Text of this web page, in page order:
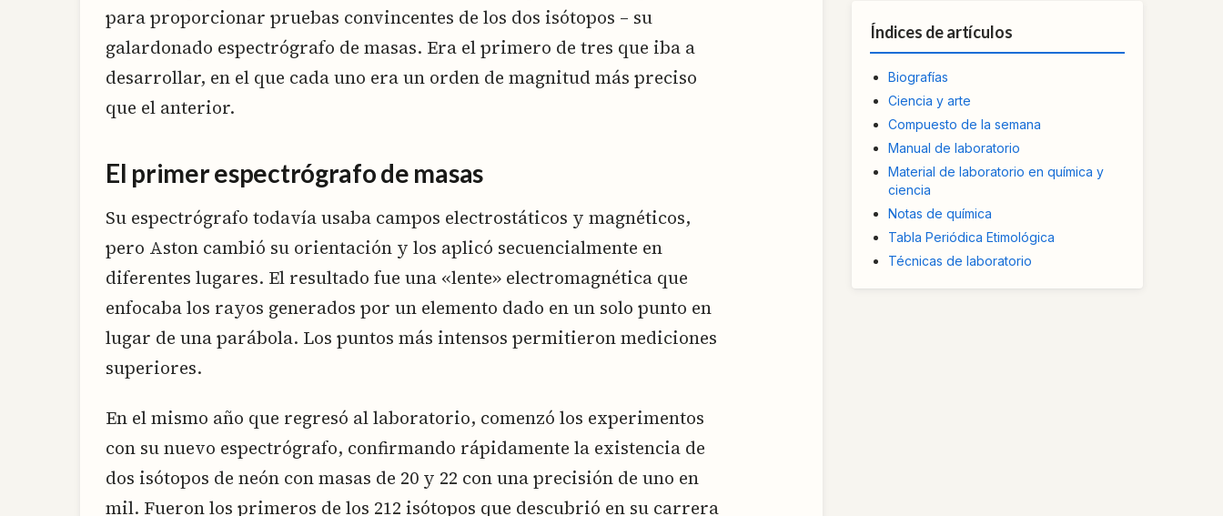
para proporcionar pruebas convincentes de los dos isótopos – su
galardonado espectrógrafo de masas. Era el primero de tres que iba a
desarrollar, en el que cada uno era un orden de magnitud más preciso
que el anterior.
El primer espectrógrafo de masas
Su espectrógrafo todavía usaba campos electrostáticos y magnéticos,
pero Aston cambió su orientación y los aplicó secuencialmente en
diferentes lugares. El resultado fue una «lente» electromagnética que
enfocaba los rayos generados por un elemento dado en un solo punto en
lugar de una parábola. Los puntos más intensos permitieron mediciones
superiores.
En el mismo año que regresó al laboratorio, comenzó los experimentos
con su nuevo espectrógrafo, confirmando rápidamente la existencia de
dos isótopos de neón con masas de 20 y 22 con una precisión de uno en
mil. Fueron los primeros de los 212 isótopos que descubrió en su carrera
Índices de artículos
Biografías
Ciencia y arte
Compuesto de la semana
Manual de laboratorio
Material de laboratorio en química y
ciencia
Notas de química
Tabla Periódica Etimológica
Técnicas de laboratorio